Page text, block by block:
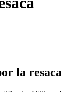
la resaca